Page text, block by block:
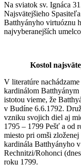
Na sviatok sv. Ignáca
Najsvätejšieho
Batthyányho virtuóznu
najvyberanejších
Kostol
V literatúre
kardinálom
istotou vieme, že
v Budíne 6.6.1792.
vzniku svojich diel aj
1795 – 1799 Pešť a od
miesto pri omši
kardinála Batthyányho
Rechnitzi/Rohonci
roku 1799.